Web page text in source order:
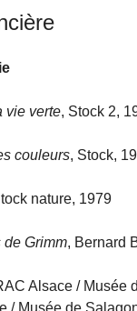
vie verte, Stock 2,
couleurs, Stock,
nature, 1979
de Grimm, Bernard
Alsace / Musée
/ Musée de